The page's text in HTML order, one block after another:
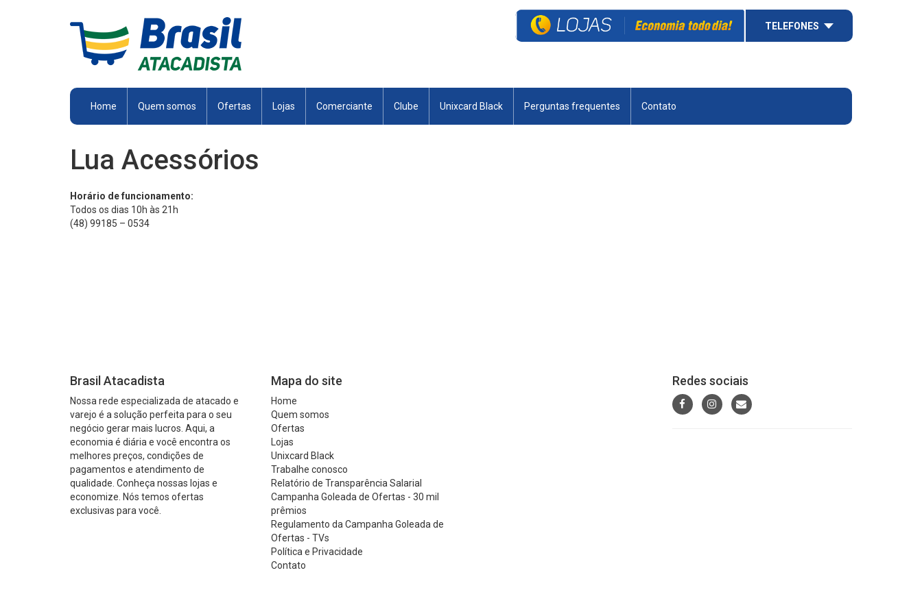
TELEFONES
Brasil
Home Quem somos Ofertas Lojas Comerciante Clube Unixcard Black Perguntas frequentes Contato
Lua Acessórios
Horário de funcionamento:
Todos os dias 10h às 21h
(48) 99185 – 0534
Brasil Atacadista
Nossa rede especializada de atacado e
varejo é a solução perfeita para o seu
negócio gerar mais lucros. Aqui, a
economia é diária e você encontra os
melhores preços, condições de
pagamentos e atendimento de
qualidade. Conheça nossas lojas e
economize. Nós temos ofertas
exclusivas para você.
Mapa do site
Home
Quem somos
Ofertas
Lojas
Unixcard Black
Trabalhe conosco
Relatório de Transparência Salarial
Campanha Goleada de Ofertas - 30 mil
prêmios
Regulamento da Campanha Goleada de
Ofertas - TVs
Política e Privacidade
Contato
Redes sociais